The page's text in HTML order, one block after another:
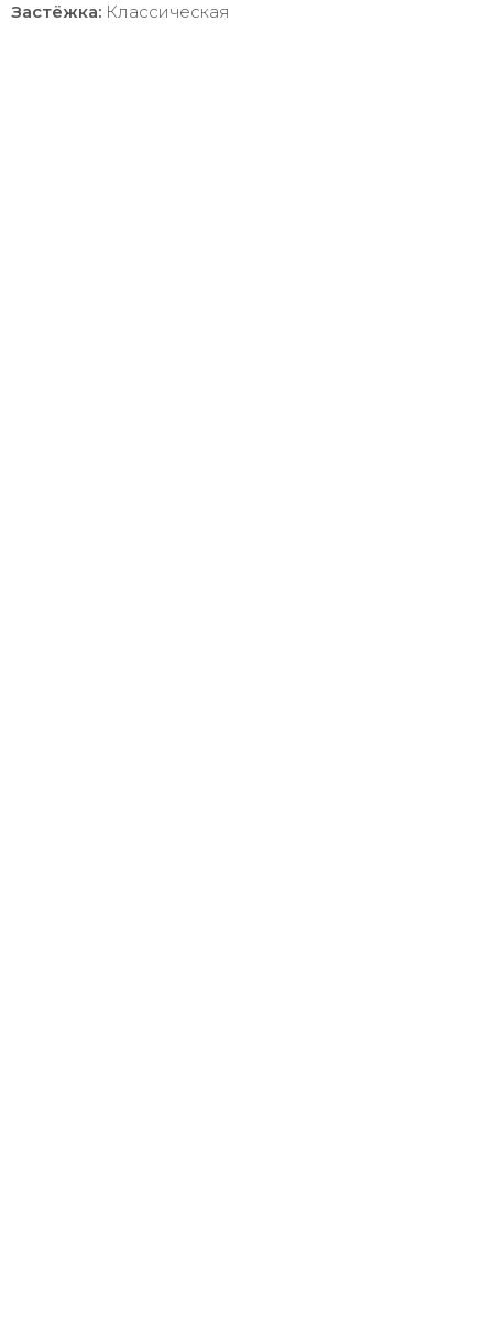
Застёжка: Классическая